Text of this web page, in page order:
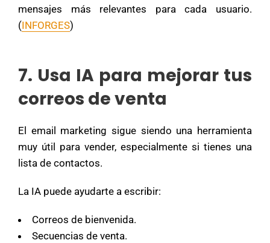
mensajes más relevantes para cada usuario.
(INFORGES)
7. Usa IA para mejorar tus
correos de venta
El email marketing sigue siendo una herramienta
muy útil para vender, especialmente si tienes una
lista de contactos.
La IA puede ayudarte a escribir:
Correos de bienvenida.
Secuencias de venta.